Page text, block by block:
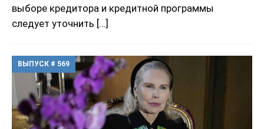
выборе кредитора и кредитной программы
следует уточнить […]
ВЫПУСК # 569